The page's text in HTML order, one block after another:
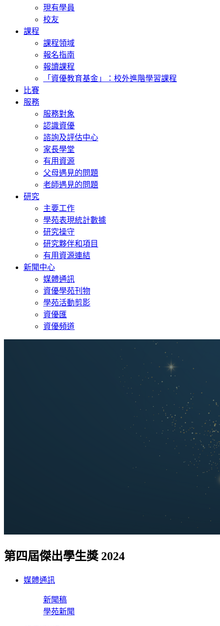
現有學員
校友
課程
課程領域
報名指南
報讀課程
「資優教育基金」：校外進階學習課程
比賽
服務
服務對象
認識資優
諮詢及評估中心
家長學堂
有用資源
父母遇見的問題
老師遇見的問題
研究
主要工作
學苑表現統計數據
研究操守
研究夥伴和項目
有用資源連結
新聞中心
媒體通訊
資優學苑刊物
學苑活動剪影
資優匯
資優頻道
第四屆傑出學生獎 2024
媒體通訊
新聞稿
學苑新聞